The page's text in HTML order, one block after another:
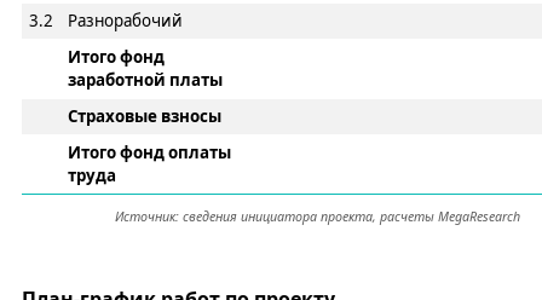
3.2
Разнорабочий
Итого фонд
заработной платы
Страховые взносы
Итого фонд оплаты
труда
Источник: сведения инициатора проекта, расчеты MegaResearch